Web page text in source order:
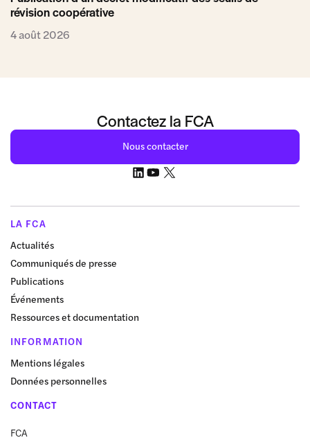
révision coopérative
4 août 2026
Contactez la FCA
Nous contacter
LA FCA
Actualités
Communiqués de presse
Publications
Événements
Ressources et documentation
INFORMATION
Mentions légales
Données personnelles
CONTACT
FCA